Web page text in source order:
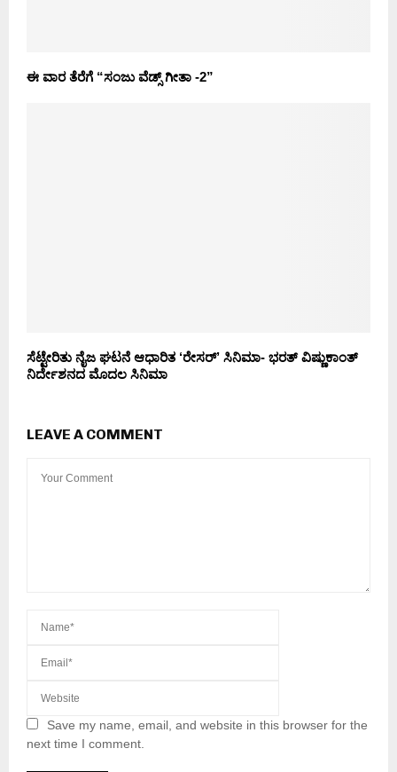
ಈ ವಾರ ತೆರೆಗೆ “ಸಂಜು ವೆಡ್ಸ್ ಗೀತಾ -2”
ಸೆಟ್ಟೇರಿತು ನೈಜ ಘಟನೆ ಆಧಾರಿತ ‘ರೇಸರ್’ ಸಿನಿಮಾ- ಭರತ್ ವಿಷ್ಣುಕಾಂತ್
ನಿರ್ದೇಶನದ ಮೊದಲ ಸಿನಿಮಾ
LEAVE A COMMENT
Save my name, email, and website in this browser for the
next time I comment.